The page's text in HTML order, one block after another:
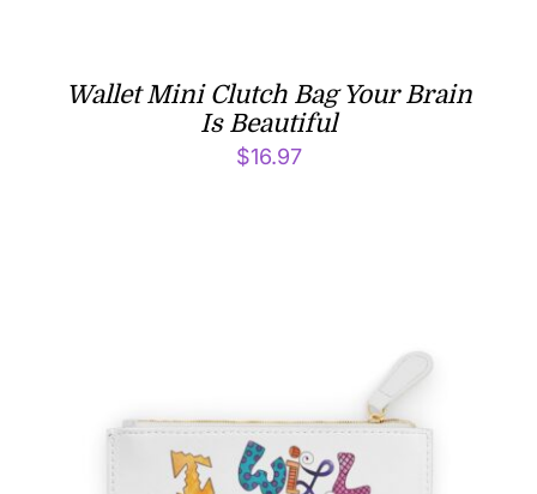
Wallet Mini Clutch Bag Your Brain
Is Beautiful
$16.97